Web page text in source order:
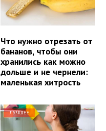
Что нужно отрезать от
бананов, чтобы они
хранились как можно
дольше и не чернели:
маленькая хитрость
ЛУЧШЕЕ